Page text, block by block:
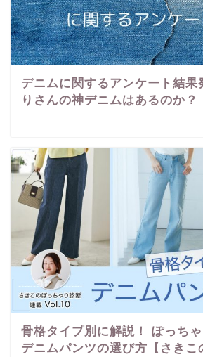
デニムに関するアンケート結果
りさんの神デニムはあるのか？
骨格タイプ別に解説！ ぽっち
デニムパンツの選び方【さきこ